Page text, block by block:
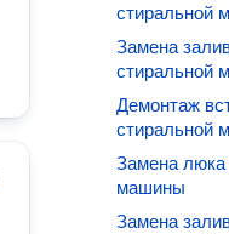
стиральной
Замена
стиральной
Демонтаж
стиральной
Замена люка
машины
Замена